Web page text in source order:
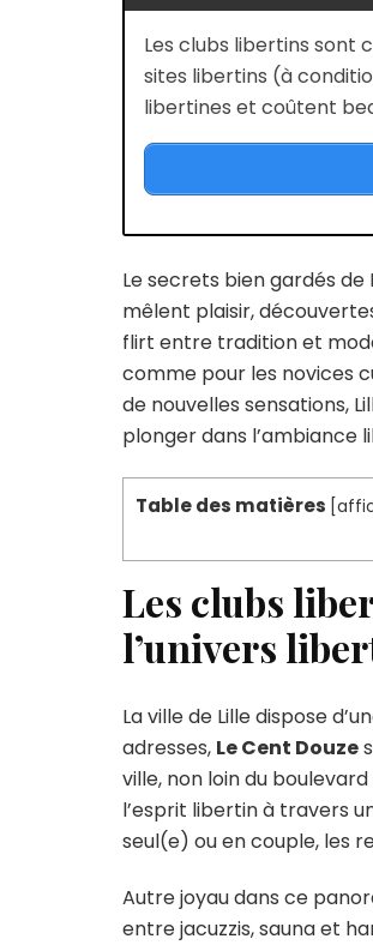
Les clubs libertins sont
sites libertins (à
libertines et coûtent
Le secrets bien gardés
mêlent plaisir,
flirt entre tradition et
comme pour les novices
de nouvelles sensations,
plonger dans l’ambiance
Table des matières [
Les clubs
l’univers
La ville de Lille dispose
adresses, Le Cent Douze
ville, non loin du
l’esprit libertin à travers
seul(e) ou en couple, les
Autre joyau dans ce
entre jacuzzis, sauna et